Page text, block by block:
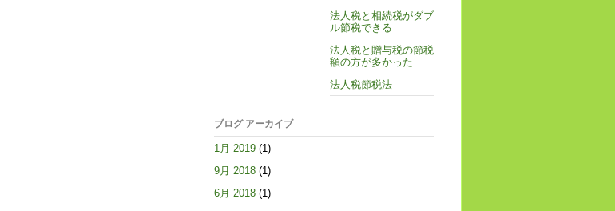
法人税と相続税がダブ
ル節税できる
法人税と贈与税の節税
額の方が多かった
法人税節税法
ブログ アーカイブ
1月 2019 (1)
9月 2018 (1)
6月 2018 (1)